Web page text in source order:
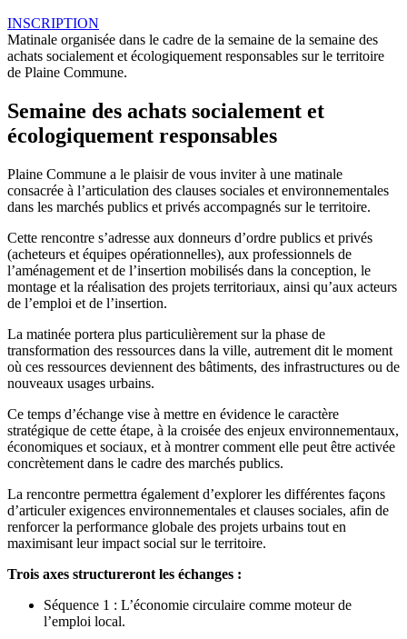
INSCRIPTION
Matinale organisée dans le cadre de la semaine de la semaine des
achats socialement et écologiquement responsables sur le territoire
de Plaine Commune.
Semaine des achats socialement et
écologiquement responsables
Plaine Commune a le plaisir de vous inviter à une matinale
consacrée à l’articulation des clauses sociales et environnementales
dans les marchés publics et privés accompagnés sur le territoire.
Cette rencontre s’adresse aux donneurs d’ordre publics et privés
(acheteurs et équipes opérationnelles), aux professionnels de
l’aménagement et de l’insertion mobilisés dans la conception, le
montage et la réalisation des projets territoriaux, ainsi qu’aux acteurs
de l’emploi et de l’insertion.
La matinée portera plus particulièrement sur la phase de
transformation des ressources dans la ville, autrement dit le moment
où ces ressources deviennent des bâtiments, des infrastructures ou de
nouveaux usages urbains.
Ce temps d’échange vise à mettre en évidence le caractère
stratégique de cette étape, à la croisée des enjeux environnementaux,
économiques et sociaux, et à montrer comment elle peut être activée
concrètement dans le cadre des marchés publics.
La rencontre permettra également d’explorer les différentes façons
d’articuler exigences environnementales et clauses sociales, afin de
renforcer la performance globale des projets urbains tout en
maximisant leur impact social sur le territoire.
Trois axes structureront les échanges :
Séquence 1 : L’économie circulaire comme moteur de
l’emploi local.